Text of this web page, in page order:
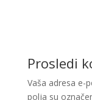
Prosledi
Vaša adresa e-
polja su